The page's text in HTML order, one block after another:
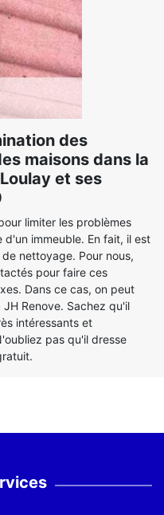
des
maisons dans la
et ses
limiter les problèmes
immeuble. En fait, il est
nettoyage. Pour nous,
pour faire ces
Dans ce cas, on peut
Renove. Sachez qu'il
intéressants et
pas qu'il dresse